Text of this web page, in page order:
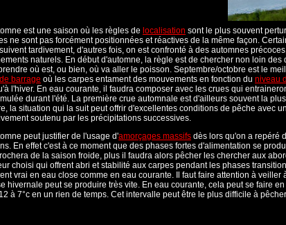
est une saison où les règles de localisation sont le plus souvent
ne sont pas forcément positionnées et réactives de la même façon.
tardivement, d'autres fois, on est confronté à des automnes
naturels. En début d'automne, la règle est de chercher non loin des
où est, ou bien, où va aller le poisson. Septembre/octobre est le
barrage où les carpes entament des mouvements en fonction du niveau
l'hiver. En eau courante, il faudra composer avec les crues qui
durant l'été. La première crue automnale est d'ailleurs souvent la
la situation qui la suit peut offrir d'excellentes conditions de pêche avec
soutenu par les précipitations successives.
peut justifier de l'usage d'amorçages massifs dès lors qu'on a repéré
En effet c'est à ce moment que des phases fortes d'alimentation se
de la saison froide, plus il faudra alors pêcher les chercher aux
choisi qui offrent abri et stabilité aux carpes pendant les phases
vrai en eau close comme en eau courante. Il faut faire attention à
hivernale peut se produire très vite. En eau courante, cela peut se faire
à 7°c en un rien de temps. Cet intervalle peut être le plus difficile à